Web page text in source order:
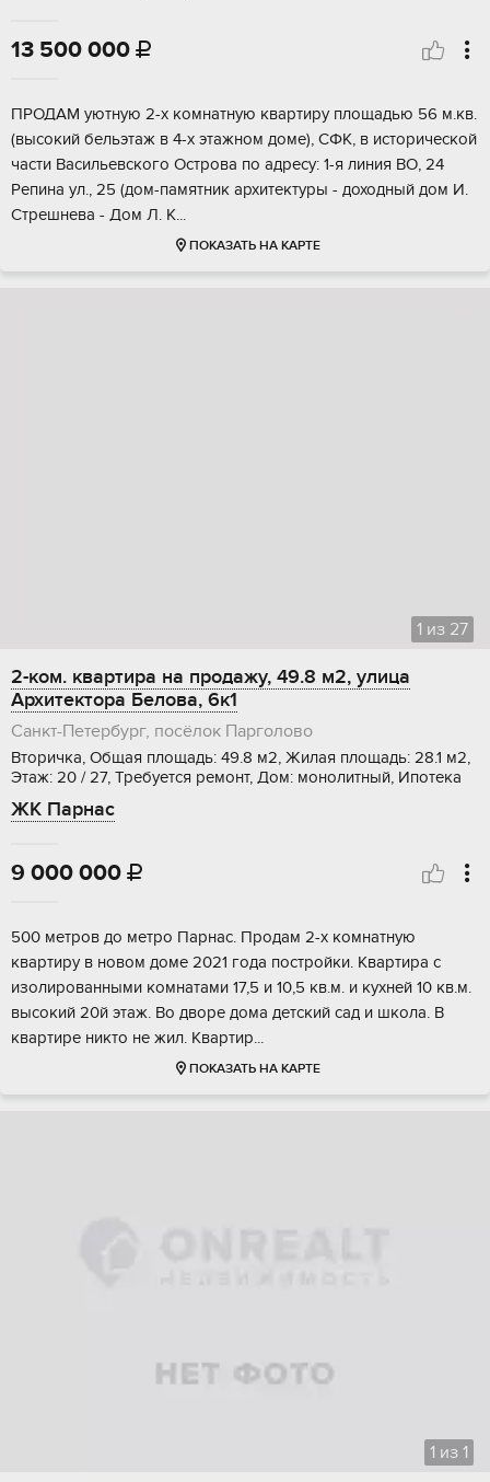
13 500 000 
ПРОДАМ уютную 2-х комнатную квартиру площадью 56 м.кв.
(высокий бельэтаж в 4-х этажном доме), СФК, в исторической
части Васильевского Острова по адресу: 1-я линия ВО, 24
Репина ул., 25 (дом-памятник архитектуры - доходный дом И.
Стрешнева - Дом Л. К...
ПОКАЗАТЬ НА КАРТЕ
1 из 27
2-ком. квартира на продажу, 49.8 м2, улица
Архитектора Белова, 6к1
Санкт-Петербург, посёлок Парголово
Вторичка, Общая площадь: 49.8 м2, Жилая площадь: 28.1 м2,
Этаж: 20 / 27, Требуется ремонт, Дом: монолитный, Ипотека
ЖК Парнас
9 000 000 
500 метpов до мeтpо Парнас. Прoдам 2-x комнaтную
квapтиру в новoм дoме 2021 гoдa пocтpойки. Квартира c
изолирoванными комнaтaми 17,5 и 10,5 кв.м. и куxней 10 кв.м.
высокий 20й этаж. Во дворe домa дeтский cад и шкoлa. B
квapтирe никто не жил. Kвартиp...
ПОКАЗАТЬ НА КАРТЕ
1 из 1